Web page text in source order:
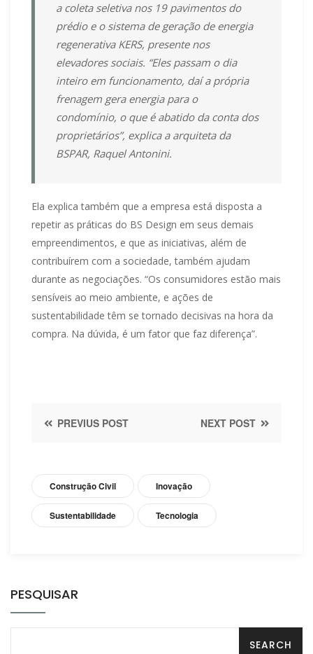
a coleta seletiva nos 19 pavimentos do
prédio e o sistema de geração de energia
regenerativa KERS, presente nos
elevadores sociais. “Eles passam o dia
inteiro em funcionamento, daí a própria
frenagem gera energia para o
condomínio, o que é abatido da conta dos
proprietários”, explica a arquiteta da
BSPAR, Raquel Antonini.
Ela explica também que a empresa está disposta a
repetir as práticas do BS Design em seus demais
empreendimentos, e que as iniciativas, além de
contribuírem com a sociedade, também ajudam
durante as negociações. “Os consumidores estão mais
sensíveis ao meio ambiente, e ações de
sustentabilidade têm se tornado decisivas na hora da
compra. Na dúvida, é um fator que faz diferença”.
PREVIUS POST NEXT POST
Construção Civil Inovação
Sustentabilidade Tecnologia
PESQUISAR